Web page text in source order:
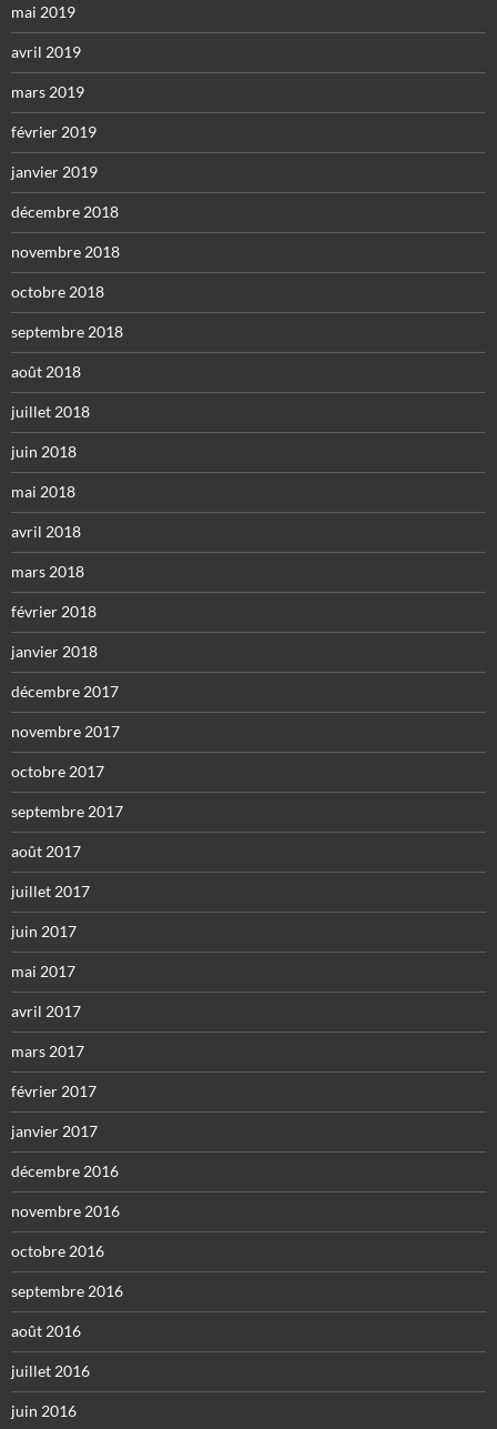
mai 2019
avril 2019
mars 2019
février 2019
janvier 2019
décembre 2018
novembre 2018
octobre 2018
septembre 2018
août 2018
juillet 2018
juin 2018
mai 2018
avril 2018
mars 2018
février 2018
janvier 2018
décembre 2017
novembre 2017
octobre 2017
septembre 2017
août 2017
juillet 2017
juin 2017
mai 2017
avril 2017
mars 2017
février 2017
janvier 2017
décembre 2016
novembre 2016
octobre 2016
septembre 2016
août 2016
juillet 2016
juin 2016